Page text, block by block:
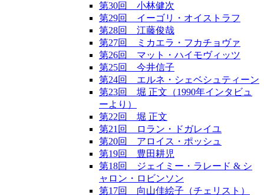
第30回 小林健次
第29回 イーゴリ・オイストラフ
第28回 江藤俊哉
第27回 ミカエラ・フカチョヴァ
第26回 マット・ハイモヴィッツ
第25回 今井信子
第24回 エルネ・シェベシュティーン
第23回 堀 正文（1990年インタビュ
ーより）
第22回 堀 正文
第21回 ロラン・ドガレイユ
第20回 アロイス・ポッシュ
第19回 豊田耕児
第18回 ジェイミー・ラレード & シ
ャロン・ロビンソン
第17回 向山佳絵子（チェリスト）